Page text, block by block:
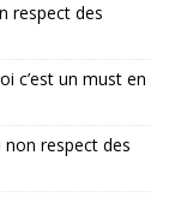
respect des
c’est un must en
respect des